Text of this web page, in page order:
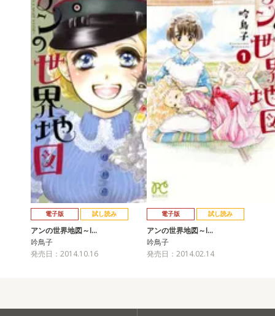
電子版 試し読み
アンの世界地図～I…
吟鳥子
発売日：2014.10.16
電子版 試し読み
アンの世界地図～I…
吟鳥子
発売日：2014.02.14